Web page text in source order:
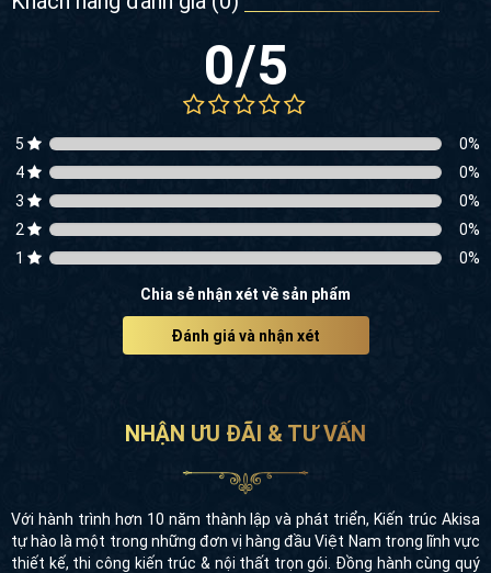
0/5
5 0%
4
0%
3
0%
2
0%
1
0%
Chia sẻ nhận xét về sản phẩm
Đánh giá và nhận xét
NHẬN ƯU ĐÃI & TƯ VẤN
Với hành trình hơn 10 năm thành lập và phát triển, Kiến trúc Akisa
tự hào là một trong những đơn vị hàng đầu Việt Nam trong lĩnh vực
thiết kế, thi công kiến trúc & nội thất trọn gói. Đồng hành cùng quý